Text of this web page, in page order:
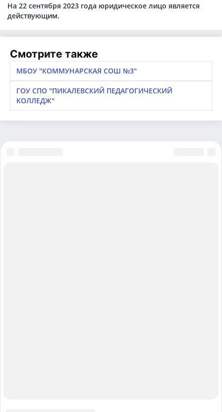
На 22 сентября 2023 года юридическое лицо является
действующим.
Смотрите также
МБОУ "КОММУНАРСКАЯ СОШ №3"
ГОУ СПО "ПИКАЛЕВСКИЙ ПЕДАГОГИЧЕСКИЙ
КОЛЛЕДЖ"